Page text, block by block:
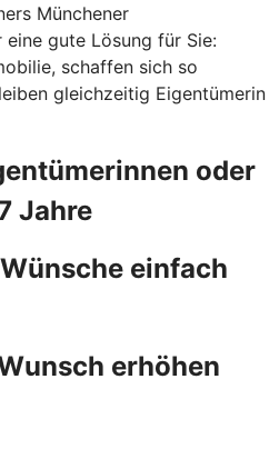
Münchener
gute Lösung für Sie:
schaffen sich so
gleichzeitig Eigentümerin
oder
Jahre
einfach
erhöhen